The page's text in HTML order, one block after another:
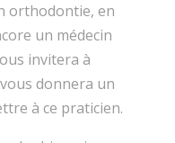
orthodontie, en
un médecin
invitera à
donnera un
à ce praticien.